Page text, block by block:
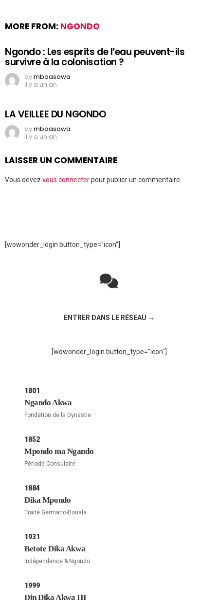
MORE FROM: NGONDO
Ngondo : Les esprits de l’eau peuvent-ils
survivre à la colonisation ?
bymboasawa
il y a un an
LA VEILLEE DU NGONDO
bymboasawa
il y a un an
LAISSER UN COMMENTAIRE
Vous devez vous connecterpour publier un commentaire.
[wowonder_login button_type="icon"]
ENTRER DANS LE RÉSEAU →
[wowonder_login button_type="icon"]
1801
Ngando Akwa
Fondation de la Dynastie
1852
Mpondo ma Ngando
Période Consulaire
1884
Dika Mpondo
Traité Germano-Douala
1931
Betote Dika Akwa
Indépendance & Ngondo
1999
Din Dika Akwa III